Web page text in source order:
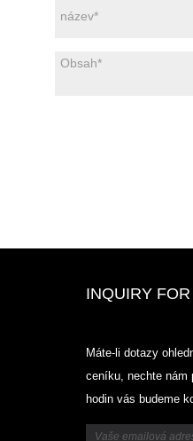
INQUIRY
Máte-li dotazy
ceníku, nechte nám
hodin vás budeme